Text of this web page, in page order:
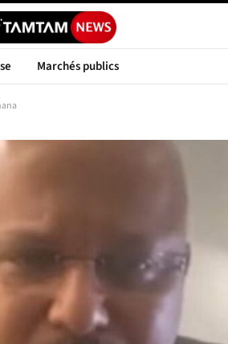
Marchés publics